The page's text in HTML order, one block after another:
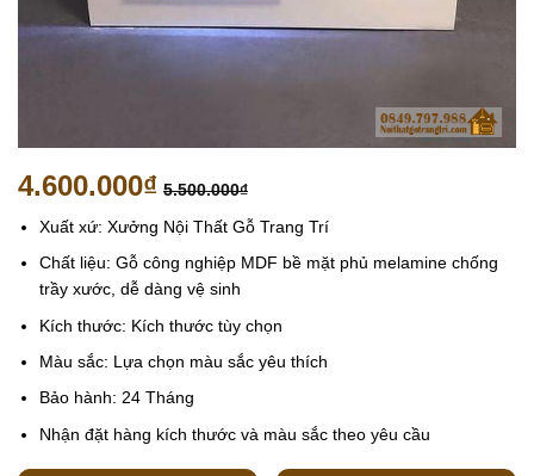
4.600.000₫ 5.500.000₫
Xuất xứ: Xưởng Nội Thất Gỗ Trang Trí
Chất liệu: Gỗ công nghiệp MDF bề mặt phủ melamine chống
trầy xước, dễ dàng vệ sinh
Kích thước: Kích thước tùy chọn
Màu sắc: Lựa chọn màu sắc yêu thích
Bảo hành: 24 Tháng
Nhận đặt hàng kích thước và màu sắc theo yêu cầu